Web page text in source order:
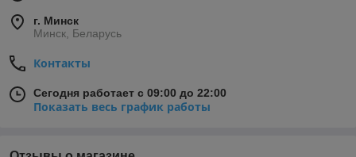
г. Минск
Минск, Беларусь
Контакты
Сегодня работает с 09:00 до 22:00
Показать весь график работы